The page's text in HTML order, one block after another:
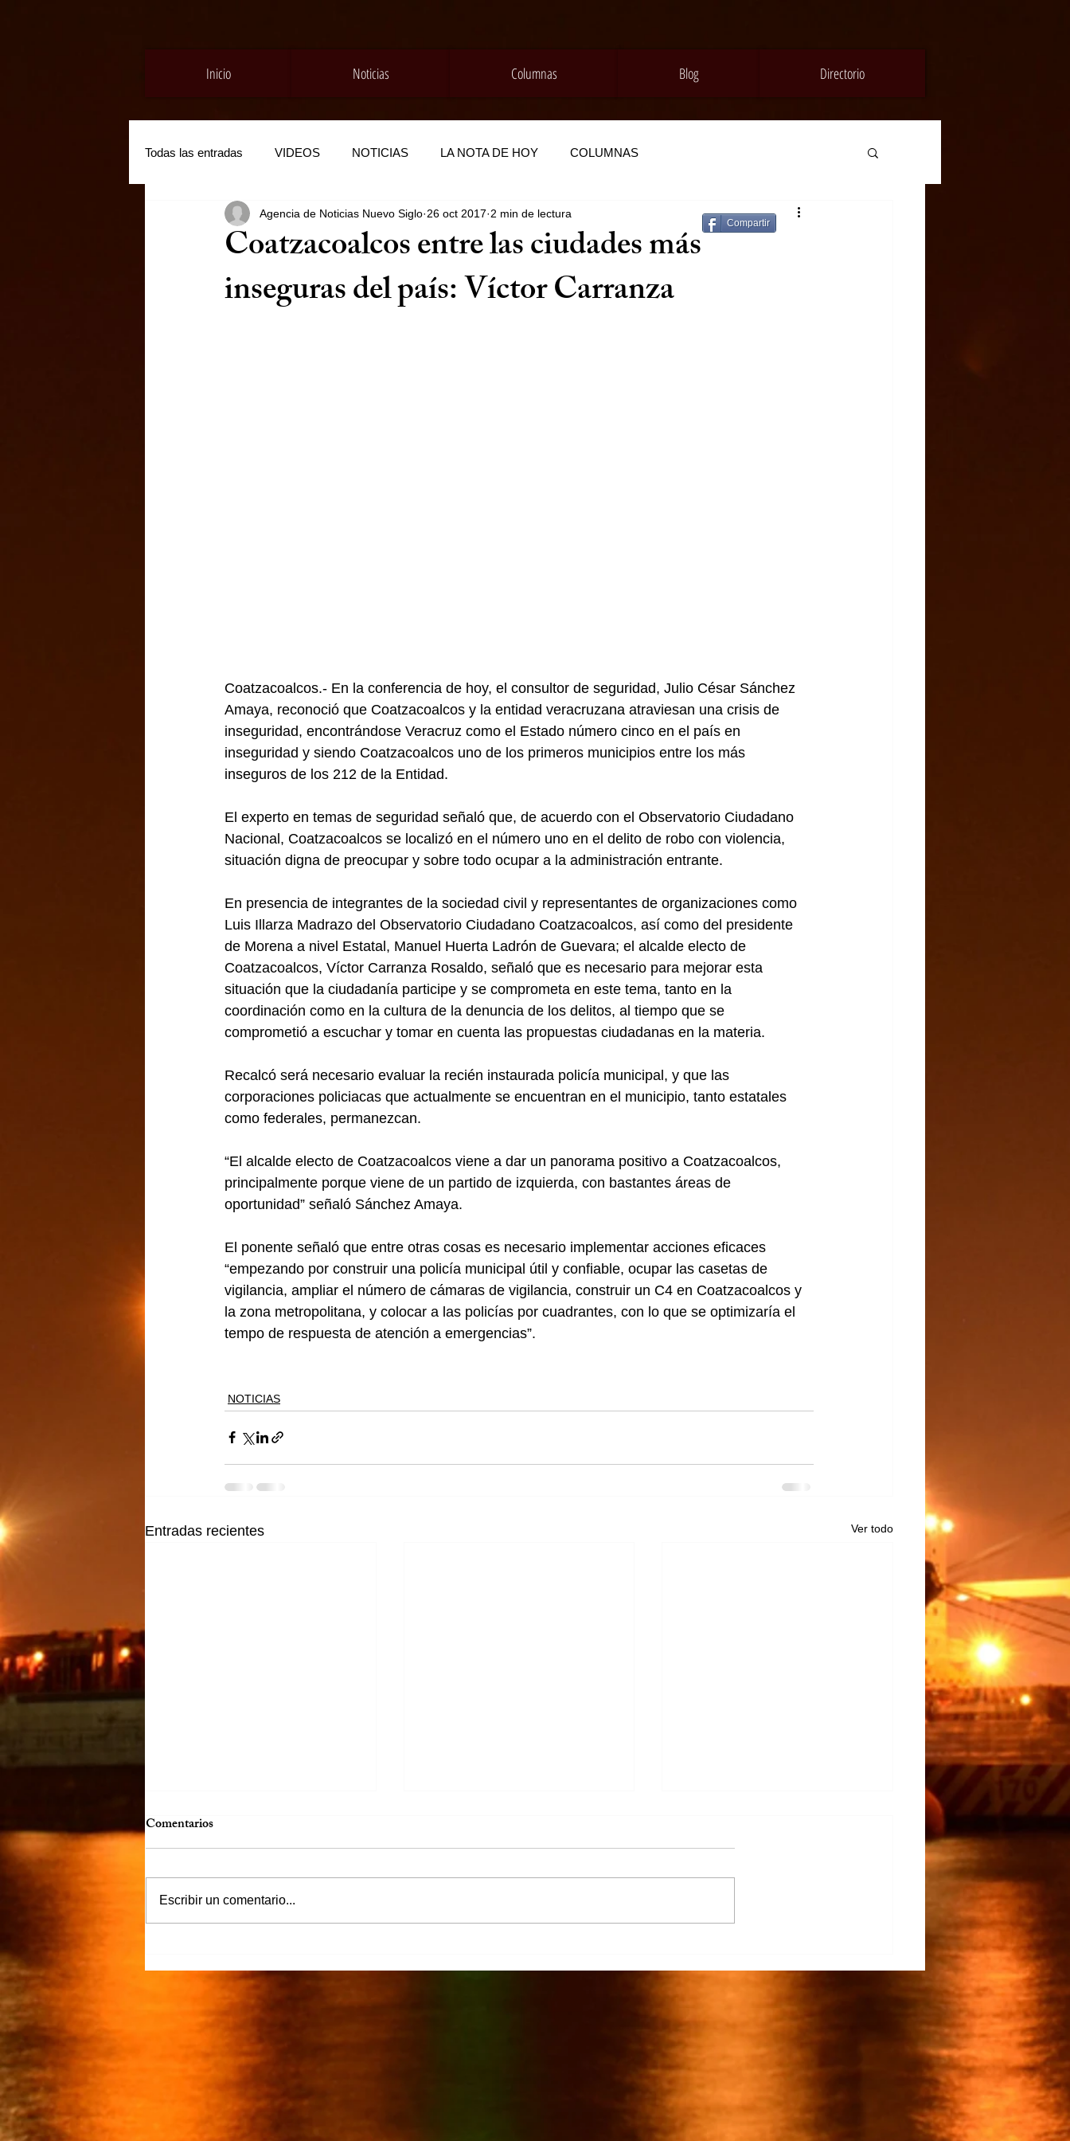
Inicio Noticias Columnas Blog Directorio
Todas las entradas VIDEOS NOTICIAS LA NOTA DE HOY COLUMNAS
Coatzacoalcos entre las ciudades más
inseguras del país: Víctor Carranza
Agencia de Noticias Nuevo Siglo 26 oct 2017 2 min de lectura
Coatzacoalcos.- En la conferencia de hoy, el consultor de seguridad, Julio César Sánchez
Amaya, reconoció que Coatzacoalcos y la entidad veracruzana atraviesan una crisis de
inseguridad, encontrándose Veracruz como el Estado número cinco en el país en
inseguridad y siendo Coatzacoalcos uno de los primeros municipios entre los más
inseguros de los 212 de la Entidad.
El experto en temas de seguridad señaló que, de acuerdo con el Observatorio Ciudadano
Nacional, Coatzacoalcos se localizó en el número uno en el delito de robo con violencia,
situación digna de preocupar y sobre todo ocupar a la administración entrante.
En presencia de integrantes de la sociedad civil y representantes de organizaciones como
Luis Illarza Madrazo del Observatorio Ciudadano Coatzacoalcos, así como del presidente
de Morena a nivel Estatal, Manuel Huerta Ladrón de Guevara; el alcalde electo de
Coatzacoalcos, Víctor Carranza Rosaldo, señaló que es necesario para mejorar esta
situación que la ciudadanía participe y se comprometa en este tema, tanto en la
coordinación como en la cultura de la denuncia de los delitos, al tiempo que se
comprometió a escuchar y tomar en cuenta las propuestas ciudadanas en la materia.
Recalcó será necesario evaluar la recién instaurada policía municipal, y que las
corporaciones policiacas que actualmente se encuentran en el municipio, tanto estatales
como federales, permanezcan.
“El alcalde electo de Coatzacoalcos viene a dar un panorama positivo a Coatzacoalcos,
principalmente porque viene de un partido de izquierda, con bastantes áreas de
oportunidad” señaló Sánchez Amaya.
El ponente señaló que entre otras cosas es necesario implementar acciones eficaces
“empezando por construir una policía municipal útil y confiable, ocupar las casetas de
vigilancia, ampliar el número de cámaras de vigilancia, construir un C4 en Coatzacoalcos y
la zona metropolitana, y colocar a las policías por cuadrantes, con lo que se optimizaría el
tempo de respuesta de atención a emergencias”.
NOTICIAS
Entradas recientes Ver todo
familiares y amigos
caña afectados por el cierre del
Desarrollo del TECNM Virtual
Comentarios
Escribir un comentario...
Compartir